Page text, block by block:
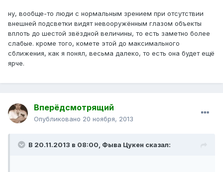
ну, вообще-то люди с нормальным зрением при отсутствии
внешней подсветки видят невооружённым глазом объекты
вплоть до шестой звёздной величины, то есть заметно более
слабые. кроме того, комете этой до максимального
сближения, как я понял, весьма далеко, то есть она будет ещё
ярче.
Вперёдсмотрящий
Опубликовано 20 ноября, 2013
В 20.11.2013 в 08:00, Фыва Цукен сказал: